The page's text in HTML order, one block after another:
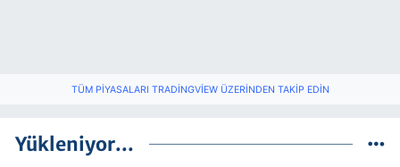
TÜM PIYASALARI TRADINGVIEW ÜZERINDEN TAKIP EDIN
Yükleniyor...